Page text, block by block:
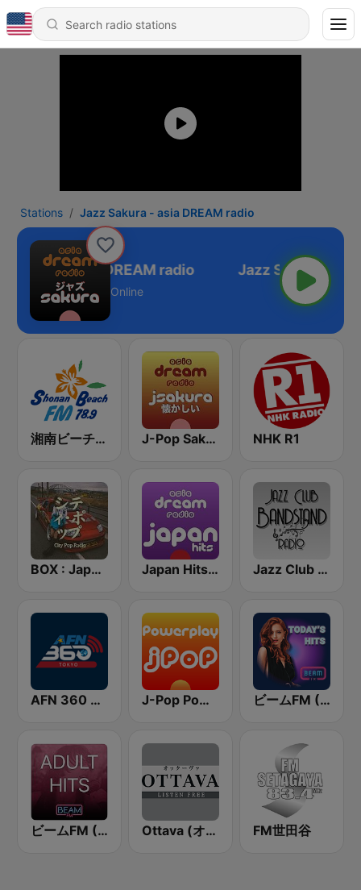
Stations Jazz Sakura - asia DREAM radio
Sakura - asia DREAM radio
Online
湘南ビーチFM (Shonan Beach FM) J-Pop Sakura 懐かしい NHK R1
BOX : Japan City Pop -日本のシティポップ Japan Hits - Asia DREAM Radio Jazz Club Bandstand
AFN 360 Tokyo (Japan Only) J-Pop Powerplay ビームFM (Beam FM)
ビームFM (Beam FM) - Adult Hits Ottava (オッターヴァ) FM世田谷